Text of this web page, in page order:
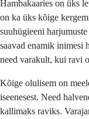
Hambakaaries on üks
on ka üks kõige
suuhügieeni
saavad enamik inimesi
need varakult, kui ravi
Kõige olulisem on
iseenesest. Need
kallimaks raviks.